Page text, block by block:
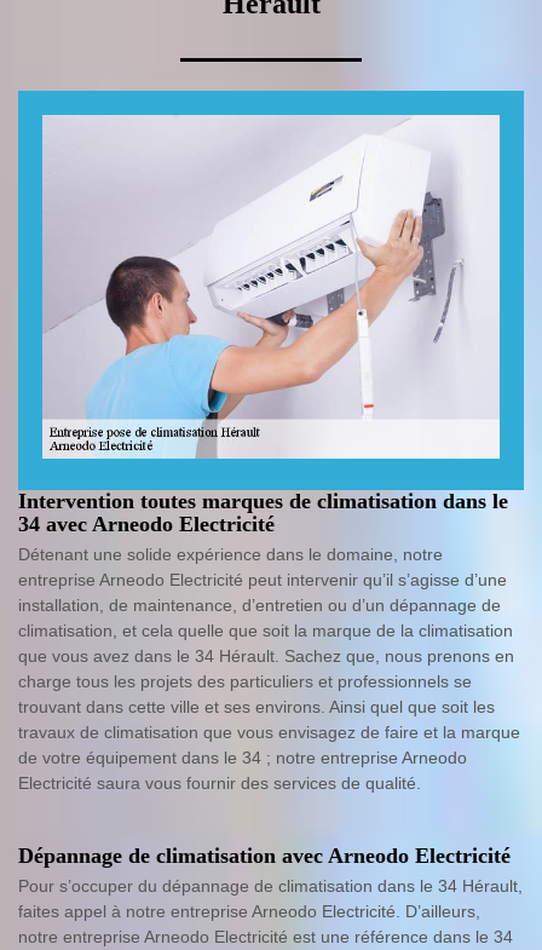
Intervention toutes marques de climatisation dans le
34 avec Arneodo Electricité
Détenant une solide expérience dans le domaine, notre
entreprise Arneodo Electricité peut intervenir qu’il s’agisse d’une
installation, de maintenance, d’entretien ou d’un dépannage de
climatisation, et cela quelle que soit la marque de la climatisation
que vous avez dans le 34 Hérault. Sachez que, nous prenons en
charge tous les projets des particuliers et professionnels se
trouvant dans cette ville et ses environs. Ainsi quel que soit les
travaux de climatisation que vous envisagez de faire et la marque
de votre équipement dans le 34 ; notre entreprise Arneodo
Electricité saura vous fournir des services de qualité.
Dépannage de climatisation avec Arneodo Electricité
Pour s’occuper du dépannage de climatisation dans le 34 Hérault,
faites appel à notre entreprise Arneodo Electricité. D’ailleurs,
notre entreprise Arneodo Electricité est une référence dans le 34